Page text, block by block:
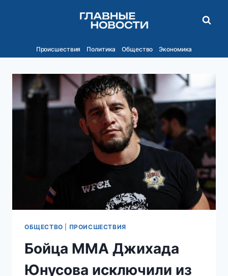
Происшествия Политика Общество Экономика
ОБЩЕСТВО ПРОИСШЕСТВИЯ
Бойца ММА Джихада
Юнусова исключили из